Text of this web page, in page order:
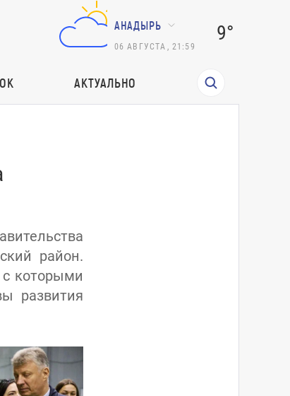
АНАДЫРЬ
06 АВГУСТА 21:59
9°
АКТУАЛЬНО
район.
которыми
развития